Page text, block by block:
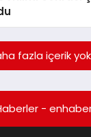
fazla içerik
-